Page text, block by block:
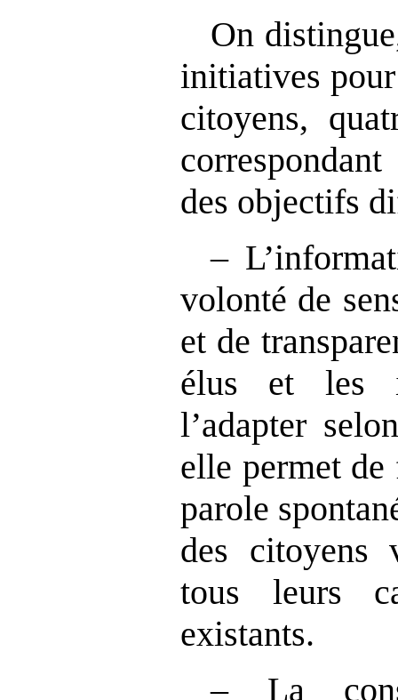
On
initiatives
citoyens,
des objectifs
‒
volonté de
et de
élus et les
l’adapter
elle permet
parole
des citoyens
tous leurs
existants.
‒ La